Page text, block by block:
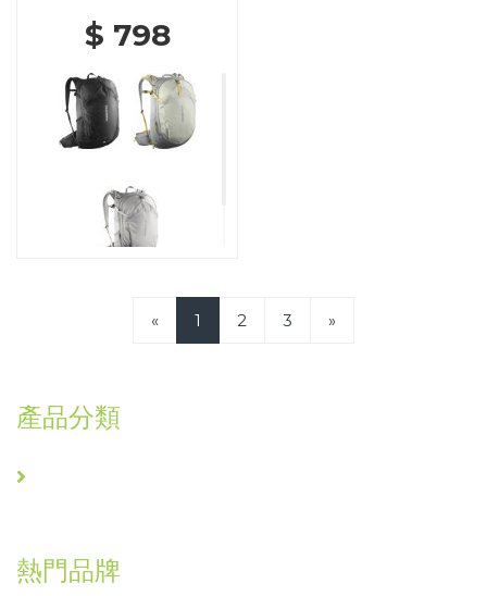
$ 798
« 1 2 3 »
產品分類
熱門品牌